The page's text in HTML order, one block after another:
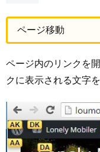
ページ移動
ページ内のリンクを
クに表示される文字